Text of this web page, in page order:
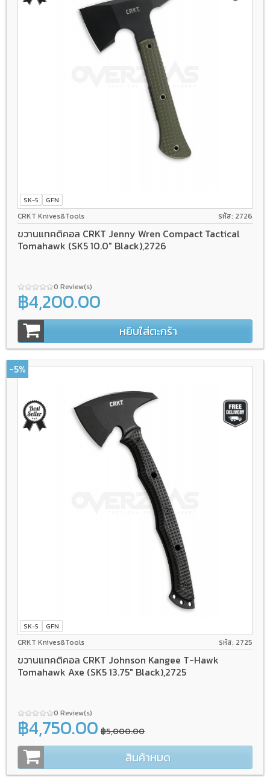
SK-5 GFN
CRKT Knives&Tools รหัส: 2726
ขวานแทคติคอล CRKT Jenny Wren Compact Tactical
Tomahawk (SK5 10.0" Black),2726
0 Review(s)
฿4,200.00
หยิบใส่ตะกร้า
SK-5 GFN
CRKT Knives&Tools รหัส: 2725
ขวานแทคติคอล CRKT Johnson Kangee T-Hawk
Tomahawk Axe (SK5 13.75" Black),2725
0 Review(s)
-5%
฿4,750.00 ฿5,000.00
สินค้าหมด